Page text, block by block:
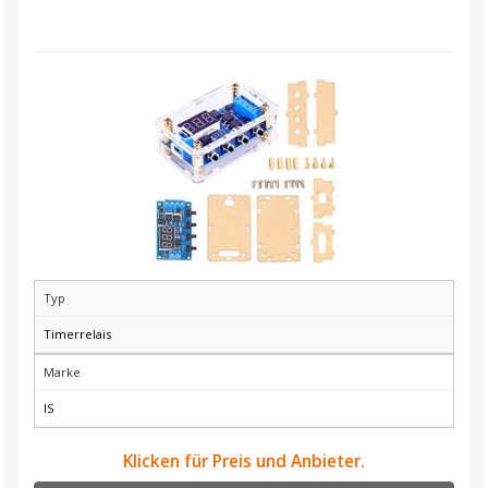
Typ
Timerrelais
Marke
IS
Klicken für Preis und Anbieter.